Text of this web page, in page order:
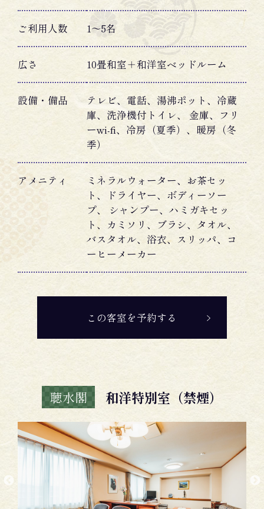
ご利用人数 1〜5名
広さ 10畳和室＋和洋室ベッドルーム
設備・備品
テレビ、電話、湯沸ポット、冷蔵
庫、洗浄機付トイレ、 金庫、フリ
ーwi-fi、冷房（夏季）、暖房（冬
季）
アメニティ
ミネラルウォーター、お茶セッ
ト、ドライヤー、ボディーソー
プ、 シャンプー、ハミガキセッ
ト、カミソリ、ブラシ、タオル、
バスタオル、浴衣、スリッパ、コ
ーヒーメーカー
この客室を予約する
聴水閣 和洋特別室（禁煙）